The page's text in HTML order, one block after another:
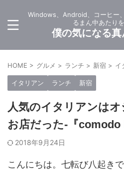
Windows、Android、コーヒー
るまん中あたり
僕の気になる真
HOME > グルメ > ランチ > 新宿 > イ
イタリアン ランチ 新宿
人気のイタリアンは
お店だった-『
2018年9月24日
こんにちは。七転び八起き